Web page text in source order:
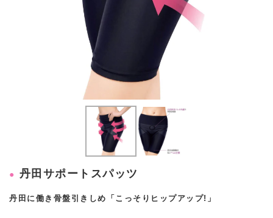
丹田サポートスパッツ
丹田に働き骨盤引きしめ「こっそりヒップアップ!」